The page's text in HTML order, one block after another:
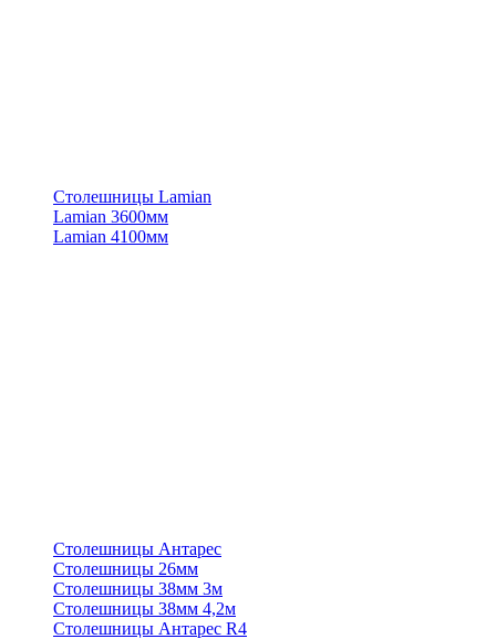
Столешницы Lamian
Lamian 3600мм
Lamian 4100мм
Столешницы Антарес
Столешницы 26мм
Столешницы 38мм 3м
Столешницы 38мм 4,2м
Столешницы Антарес R4